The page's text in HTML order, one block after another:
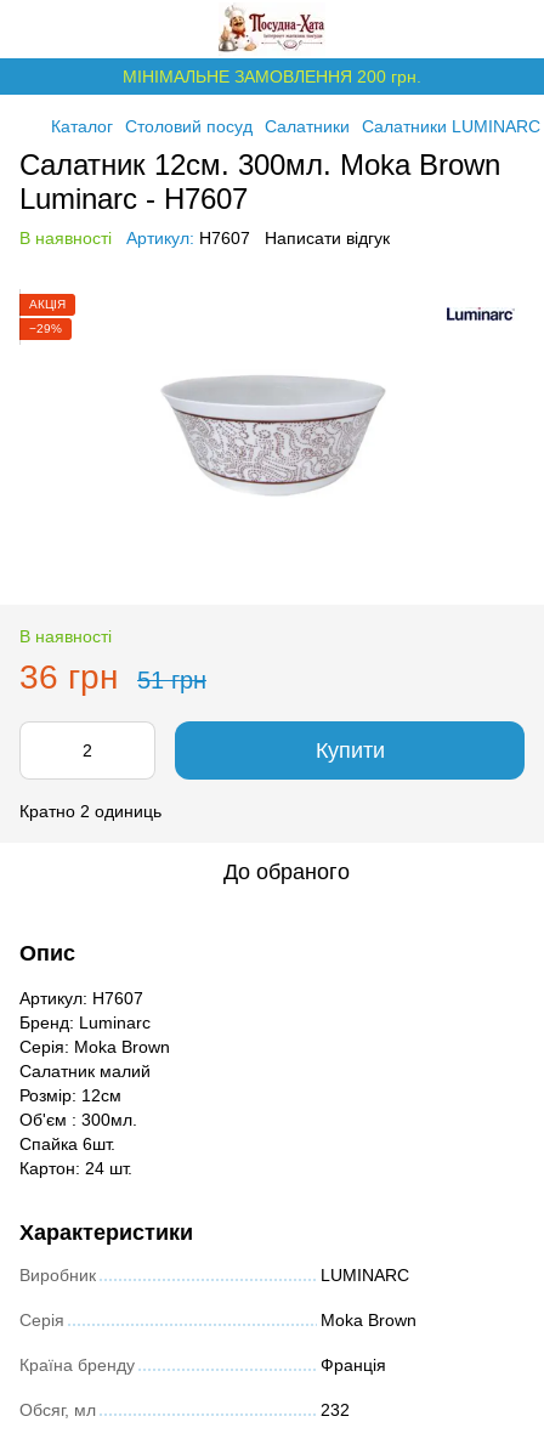
МІНІМАЛЬНЕ ЗАМОВЛЕННЯ 200 грн.
Каталог Столовий посуд Салатники Салатники LUMINARC
Салатник 12см. 300мл. Moka Brown
Luminarc - H7607
В наявності Артикул: H7607 Написати відгук
АКЦІЯ
−29%
В наявності
36 грн 51 грн
Купити
Кратно 2 одиниць
До обраного
Опис
Артикул: H7607
Бренд: Luminarc
Серія: Moka Brown
Салатник малий
Розмір: 12см
Об'єм : 300мл.
Спайка 6шт.
Картон: 24 шт.
Характеристики
Виробник LUMINARC
Серія Moka Brown
Країна бренду Франція
Обсяг, мл 232